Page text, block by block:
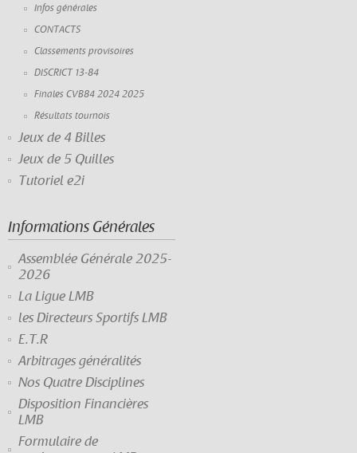
Infos générales
CONTACTS
Classements provisoires
DISCRICT 13-84
Finales CVB84 2024 2025
Résultats tournois
Jeux de 4 Billes
Jeux de 5 Quilles
Tutoriel e2i
Informations Générales
Assemblée Générale 2025-
2026
La Ligue LMB
les Directeurs Sportifs LMB
E.T.R
Arbitrages généralités
Nos Quatre Disciplines
Disposition Financières
LMB
Formulaire de